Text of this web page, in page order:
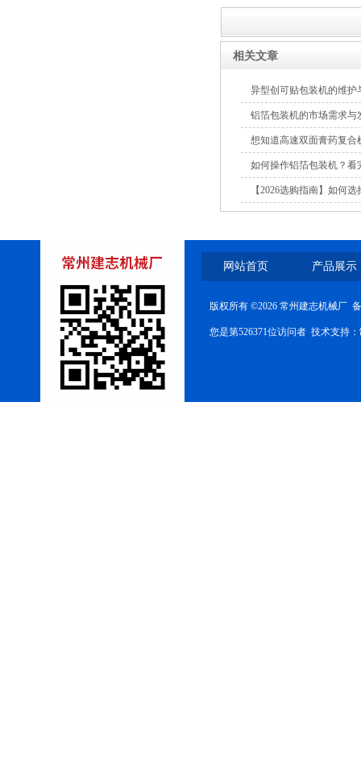
相关文章
异型创可贴包装机的维护
铝箔包装机的市场需求与
想知道高速双面膏药复合
如何操作铝箔包装机？看
【2026选购指南】如何
网站首页 产品展示
版权所有 ©2026 常州建志机械厂
您是第526371位访问者 技术支持：